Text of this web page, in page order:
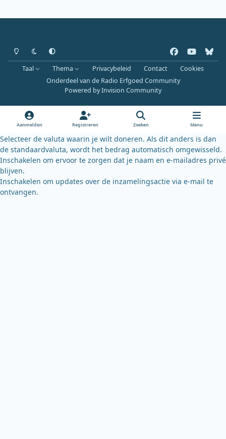
Heldere modus
Donkere modus
Systeemvoorkeur
a
c
e
k
o
u
b
l
u
k
y
Taal Thema Privacybeleid Contact
Cookies
Onderdeel van de Radio Erfgoed Community
Powered byInvision Community
Aanmelden Registreren Zoeken Menu
Selecteer de valuta waarin je wilt doneren. Als dit anders is dan
de standaardvaluta, wordt het bedrag automatisch omgewisseld.
Inschakelen om ervoor te zorgen dat je naam en e-mailadres privé
blijven.
Inschakelen om updates over de inzamelingsactie via e-mail te
ontvangen.